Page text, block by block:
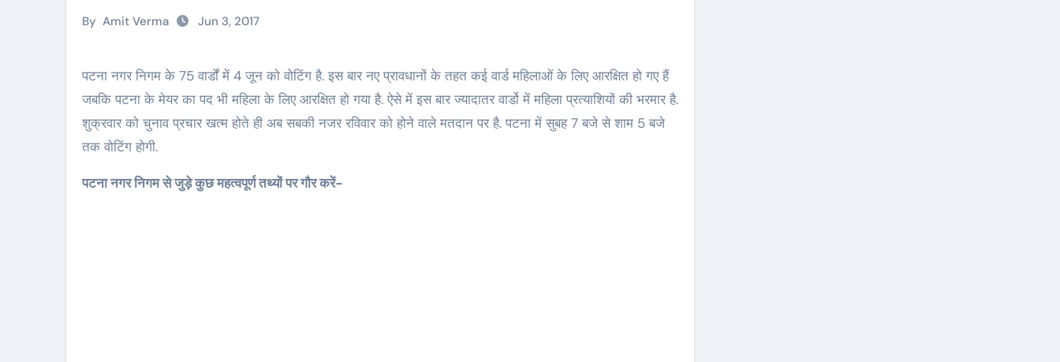
By Amit Verma Jun 3, 2017
पटना नगर निगम के 75 वार्डों में 4 जून को वोटिंग है. इस बार नए प्रावधानों के तहत कई वार्ड महिलाओं के लिए आरक्षित हो गए हैं
जबकि पटना के मेयर का पद भी महिला के लिए आरक्षित हो गया है. ऐसे में इस बार ज्यादातर वार्डो में महिला प्रत्याशियों की भरमार है.
शुक्रवार को चुनाव प्रचार खत्म होते ही अब सबकी नजर रविवार को होने वाले मतदान पर है. पटना में सुबह 7 बजे से शाम 5 बजे
तक वोटिंग होगी.
पटना नगर निगम से जुड़े कुछ महत्वपूर्ण तथ्यों पर गौर करें-